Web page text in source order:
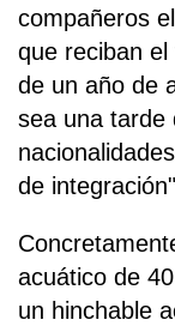
compañeros
que reciban
de un año de
sea una tarde
de
acuático de
un hinchable